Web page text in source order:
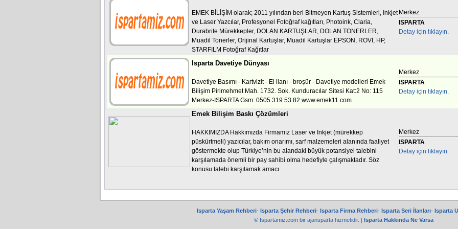
EMEK BİLİŞİM olarak; 2011 yılından beri Bitmeyen Kartuş Sistemleri, Inkjet
ve Laser Yazcılar, Profesyonel Fotoğraf kağıtları, Photoink, Claria,
Durabrite Mürekkepler, DOLAN KARTUŞLAR, DOLAN TONERLER,
Muadil Tonerler, Orijinal Kartuşlar, Muadil Kartuşlar EPSON, ROVİ, HP,
STARFILM Fotoğraf Kağıtlar
Merkez
ISPARTA
Detay için tıklayın.
Isparta Davetiye Dünyası
Davetiye Basımı - Kartvizit - El ilanı - broşür - Davetiye modelleri Emek
Bilişim Pirimehmet Mah. 1732. Sok. Kunduracılar Sitesi Kat:2 No: 115
Merkez-ISPARTA Gsm: 0505 319 53 82 www.emek11.com
Merkez
ISPARTA
Detay için tıklayın.
Emek Bilişim Baskı Çözümleri
HAKKIMIZDA Hakkımızda Firmamız Laser ve Inkjet (mürekkep
püskürtmeli) yazıcılar, bakım onarımı, sarf malzemeleri alanında faaliyet
göstermekte olup Türkiye’nin bu alandaki büyük potansiyel talebini
karşılamada önemli bir pay sahibi olma hedefiyle çalışmaktadır. Söz
konusu talebi karşılamak amacı
Merkez
ISPARTA
Detay için tıklayın.
Isparta Yaşam Rehberi- Isparta Şehir Rehberi- Isparta Firma Rehberi- Isparta Seri İlanları- Isparta
© Ispartamiz.com bir ajansparta hizmetidir. | Isparta Hakkında Ne Varsa